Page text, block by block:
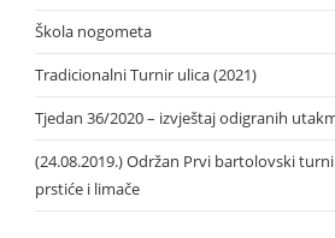
Škola nogometa
Tradicionalni Turnir ulica (2021)
Tjedan 36/2020 – izvještaj odigranih
(24.08.2019.) Održan Prvi bartolovski
prstiće i limače